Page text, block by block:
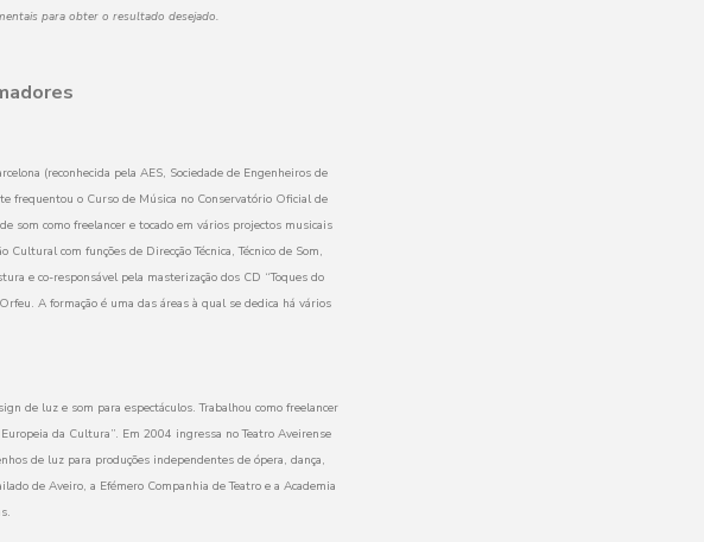
para obter o resultado desejado.
(reconhecida pela AES, Sociedade de Engenheiros de
frequentou o Curso de Música no Conservatório Oficial de
som como freelancer e tocado em vários projectos musicais
com funções de Direcção Técnica, Técnico de Som,
e co-responsável pela masterização dos CD “Toques do
A formação é uma das áreas à qual se dedica há vários
de luz e som para espectáculos. Trabalhou como freelancer
da Cultura”. Em 2004 ingressa no Teatro Aveirense
de luz para produções independentes de ópera, dança,
de Aveiro, a Efémero Companhia de Teatro e a Academia